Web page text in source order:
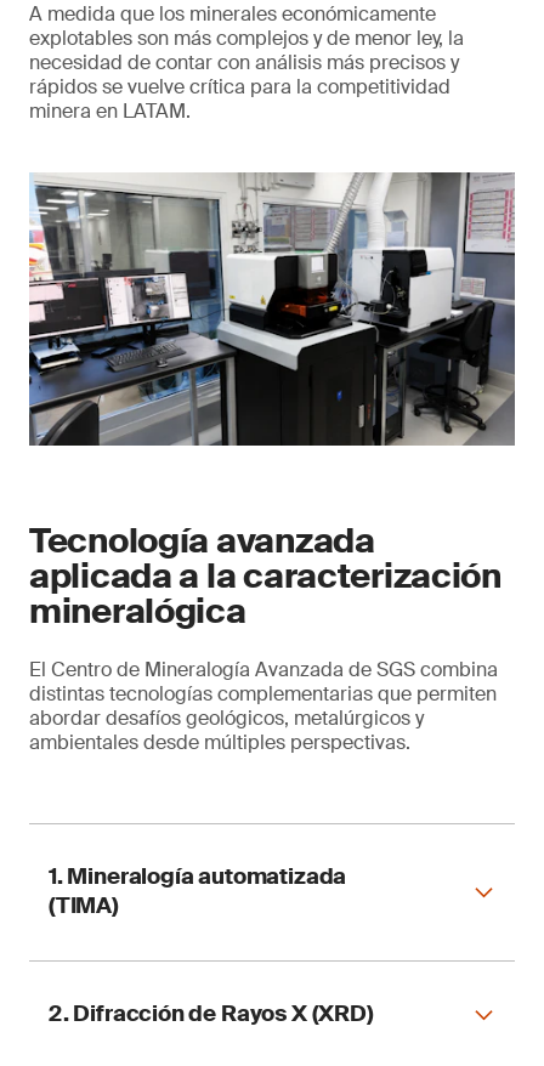
A medida que los minerales económicamente
explotables son más complejos y de menor ley, la
necesidad de contar con análisis más precisos y
rápidos se vuelve crítica para la competitividad
minera en LATAM.
Tecnología avanzada
aplicada a la caracterización
mineralógica
El Centro de Mineralogía Avanzada de SGS combina
distintas tecnologías complementarias que permiten
abordar desafíos geológicos, metalúrgicos y
ambientales desde múltiples perspectivas.
1. Mineralogía automatizada
(TIMA)
Uno de los principales diferenciadores del
2. Difracción de Rayos X (XRD)